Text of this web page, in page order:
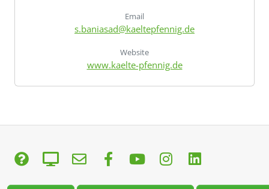
Email
s.baniasad@kaeltepfennig.de
Website
www.kaelte-pfennig.de